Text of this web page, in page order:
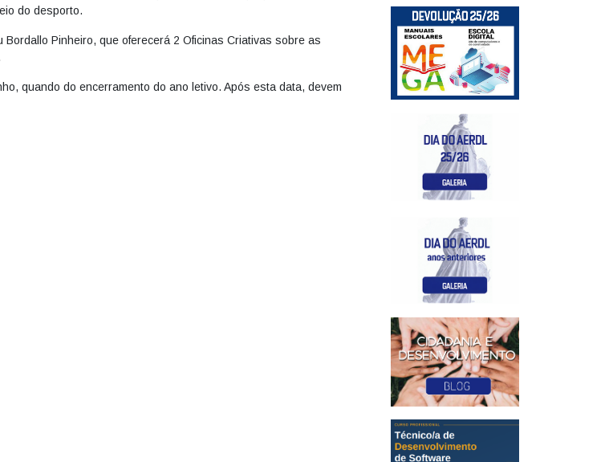
do desporto.
Pinheiro, que oferecerá 2 Oficinas Criativas sobre as
quando do encerramento do ano letivo. Após esta data, devem